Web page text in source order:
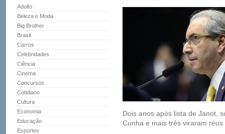
Adulto
Beleza e Moda
Big Brother
Brasil
Carros
Celebridades
Ciência
Cinema
Concursos
Cotidiano
Cultura
Economia
Educação
Esportes
Dois anos após lista de Janot,
Cunha e mais três viraram réus